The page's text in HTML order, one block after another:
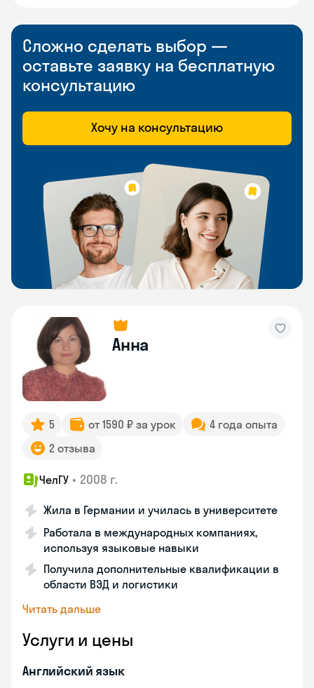
Сложно сделать выбор —
оставьте заявку на бесплатную
консультацию
Хочу на консультацию
Анна
5 от 1590 ₽ за урок
4 года опыта
2 отзыва
ЧелГУ • 2008 г.
Жила в Германии и училась в университете
Работала в международных компаниях,
используя языковые навыки
Получила дополнительные квалификации в
области ВЭД и логистики
Читать дальше
Услуги и цены
Английский язык